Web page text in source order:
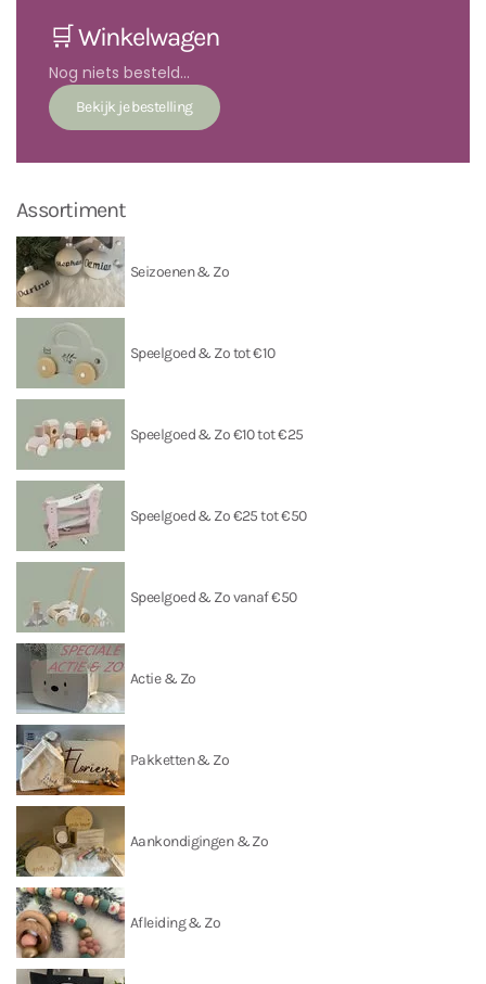
🛒 Winkelwagen
Nog niets besteld...
Assortiment
Seizoenen & Zo
Speelgoed & Zo tot €10
Speelgoed & Zo €10 tot €25
Speelgoed & Zo €25 tot €50
Speelgoed & Zo vanaf €50
Actie & Zo
Pakketten & Zo
Aankondigingen & Zo
Afleiding & Zo